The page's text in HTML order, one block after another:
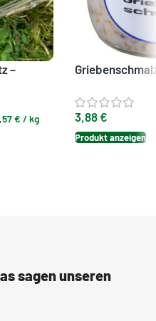
–
€ /kg 3,88 €
Produkt anzeigen
sagen unseren